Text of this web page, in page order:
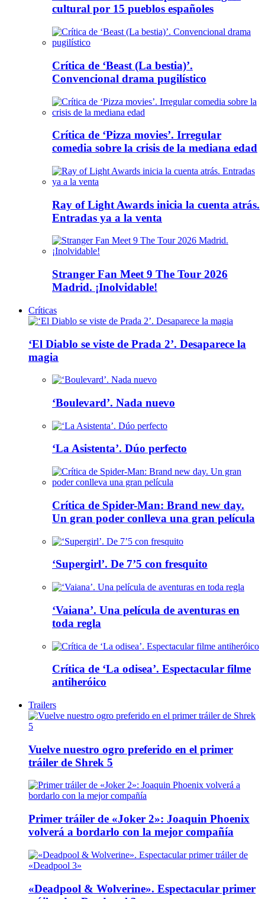
cultural por 15 pueblos españoles
Crítica de ‘Beast (La bestia)’.
Convencional drama pugilístico
Crítica de ‘Pizza movies’. Irregular
comedia sobre la crisis de la mediana edad
Ray of Light Awards inicia la cuenta atrás.
Entradas ya a la venta
Stranger Fan Meet 9 The Tour 2026
Madrid. ¡Inolvidable!
Críticas
‘El Diablo se viste de Prada 2’. Desaparece la
magia
‘Boulevard’. Nada nuevo
‘La Asistenta’. Dúo perfecto
Crítica de Spider-Man: Brand new day.
Un gran poder conlleva una gran película
‘Supergirl’. De 7’5 con fresquito
‘Vaiana’. Una película de aventuras en
toda regla
Crítica de ‘La odisea’. Espectacular filme
antiheróico
Trailers
Vuelve nuestro ogro preferido en el primer
tráiler de Shrek 5
Primer tráiler de «Joker 2»: Joaquin Phoenix
volverá a bordarlo con la mejor compañía
«Deadpool & Wolverine». Espectacular primer